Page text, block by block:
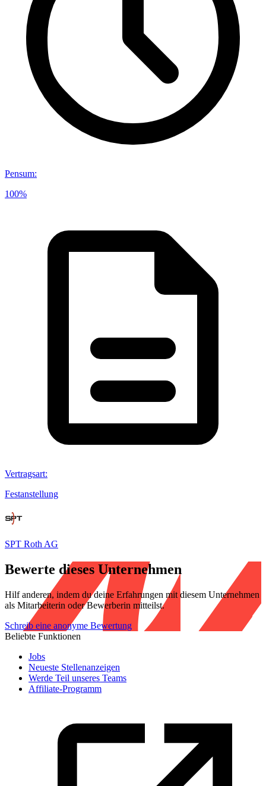
Pensum:
100%
Vertragsart:
Festanstellung
SPT Roth AG
Bewerte dieses Unternehmen
Hilf anderen, indem du deine Erfahrungen mit diesem Unternehmen
als Mitarbeiterin oder Bewerberin mitteilst.
Schreib eine anonyme Bewertung
Beliebte Funktionen
Jobs
Neueste Stellenanzeigen
Werde Teil unseres Teams
Affiliate-Programm